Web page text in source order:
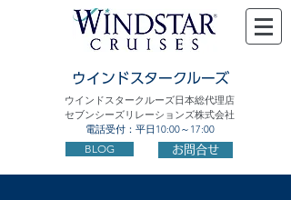
ウインドスタークルーズ
ウインドスタークルーズ日本総代理店
セブンシーズリレーションズ株式会社
電話受付：平日10:00～17:00
BLOG お問合せ